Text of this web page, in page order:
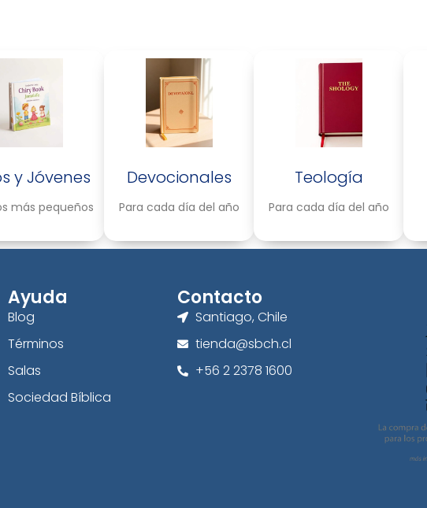
y Jóvenes
más pequeños
Devocionales
Para cada día del año
Teología
Para cada día del año
Ayuda
Blog
Términos
Salas
Sociedad Bíblica
Contacto
Santiago, Chile
tienda@sbch.cl
+56 2 2378 1600